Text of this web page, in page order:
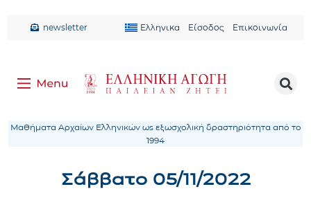
newsletter Ελληνικα Είσοδος Επικοινωνία
Μαθήματα Αρχαίων Ελληνικών ως εξωσχολική δραστηριότητα από το
1994
Σάββατο 05/11/2022